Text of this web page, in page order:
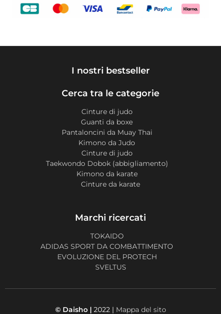
I nostri bestseller
Cerca tra le categorie
Cinture di judo
Guanti da boxe
Pantaloncini da Muay Thai
Kimono da Judo
Cinture di judo
Taekwondo Dobok (abbigliamento)
Kimono da karate
Cinture da karate
Marchi ricercati
TOKAIDO
ADIDAS SPORT DA COMBATTIMENTO
EVOLUZIONE DEL PROTECH
SVELTUS
© Daisho | 2022 | Mappa del sito